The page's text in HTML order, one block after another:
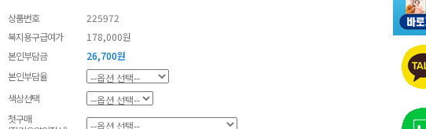
상품번호
225972
복지용구급여가
178,000원
본인부담금
26,700원
본인부담율
색상선택
첫구매